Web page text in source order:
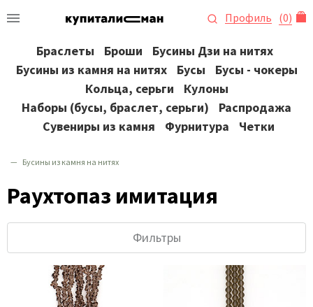
Профиль (0)
Браслеты Броши
Бусины Дзи на нитях
Бусины из камня на нитях
Бусы
Бусы - чокеры
Кольца, серьги
Кулоны
Наборы (бусы, браслет, серьги)
Распродажа
Сувениры из камня
Фурнитура Четки
Бусины из камня на нитях
Раухтопаз имитация
Фильтры